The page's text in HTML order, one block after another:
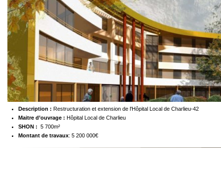
Description : Restructuration et extension de l'Hôpital Local de Charlieu-42
Maitre d’ouvrage : Hôpital Local de Charlieu
SHON : 5 700m²
Montant de travaux: 5 200 000€